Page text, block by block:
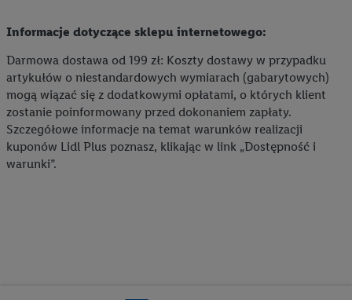
Informacje dotyczące sklepu internetowego:
Darmowa dostawa od 199 zł: Koszty dostawy w przypadku
artykułów o niestandardowych wymiarach (gabarytowych)
mogą wiązać się z dodatkowymi opłatami, o których klient
zostanie poinformowany przed dokonaniem zapłaty.
Szczegółowe informacje na temat warunków realizacji
kuponów Lidl Plus poznasz, klikając w link „Dostępność i
warunki”.